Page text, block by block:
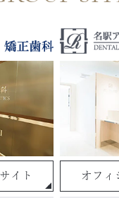
イト オフィ